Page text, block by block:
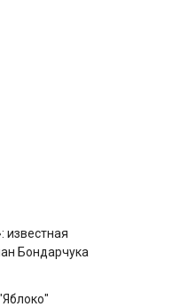
известная
Бондарчука